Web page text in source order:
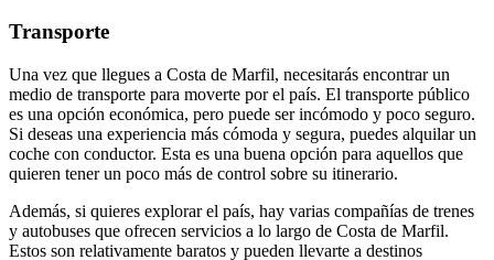
Transporte
Una vez que llegues a Costa de Marfil, necesitarás encontrar un
medio de transporte para moverte por el país. El transporte público
es una opción económica, pero puede ser incómodo y poco seguro.
Si deseas una experiencia más cómoda y segura, puedes alquilar un
coche con conductor. Esta es una buena opción para aquellos que
quieren tener un poco más de control sobre su itinerario.
Además, si quieres explorar el país, hay varias compañías de trenes
y autobuses que ofrecen servicios a lo largo de Costa de Marfil.
Estos son relativamente baratos y pueden llevarte a destinos